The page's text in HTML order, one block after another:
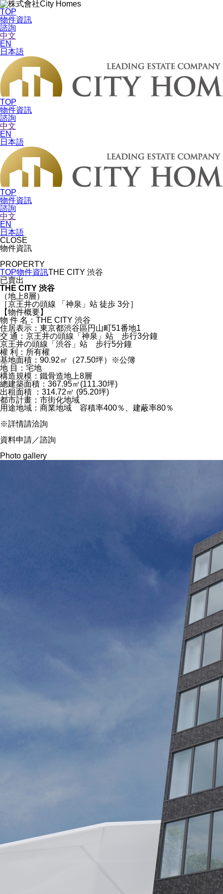
TOP
物件資訊
諮詢
中文
EN
日本語
TOP
物件資訊
諮詢
中文
EN
日本語
TOP
物件資訊
諮詢
中文
EN
日本語
CLOSE
物件資訊
PROPERTY
TOP物件資訊THE CITY 渋谷
已賣出
THE CITY 渋谷
（地上8層）
［京王井の頭線 「神泉」站 徒歩 3分］
【物件概要】
物 件 名：THE CITY 渋谷
住居表示：東京都渋谷區円山町51番地1
交 通：京王井の頭線「神泉」站 步行3分鐘
京王井の頭線「渋谷」站 步行5分鐘
權 利：所有權
基地面積：90.92㎡（27.50坪）※公簿
地 目：宅地
構造規模：鐵骨造地上8層
總建築面積：367.95㎡(111.30坪)
出租面積 ：314.72㎡ (95.20坪)
都市計畫：市街化地域
用途地域：商業地域 容積率400％、建蔽率80％
※詳情請洽詢
資料申請／諮詢
Photo gallery